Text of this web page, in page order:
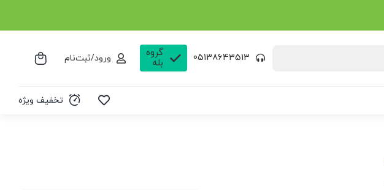
05138643513
گروه
بله
ورود/ثبت‌نام
تخفیف ویژه